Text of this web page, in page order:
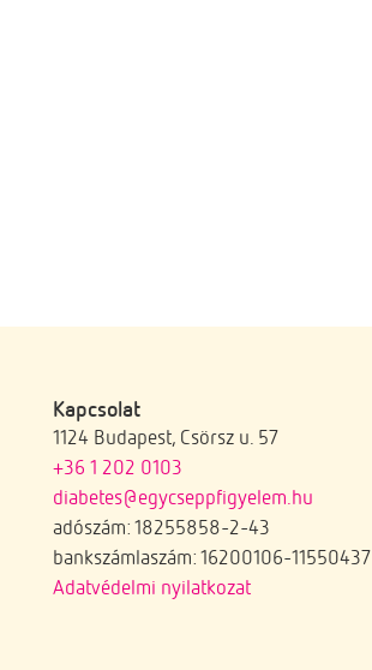
Kapcsolat
1124 Budapest, Csörsz u. 57
+36 1 202 0103
diabetes@egycseppfigyelem.hu
adószám:18255858-2-43
bankszámlaszám: 16200106-11550437
Adatvédelmi nyilatkozat